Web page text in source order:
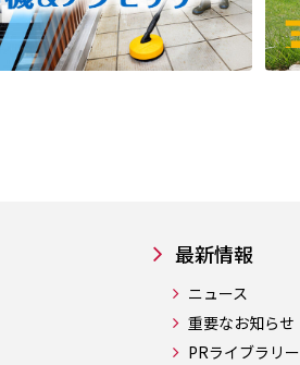
最新情報
ニュース
重要なお知らせ
PRライブラリー